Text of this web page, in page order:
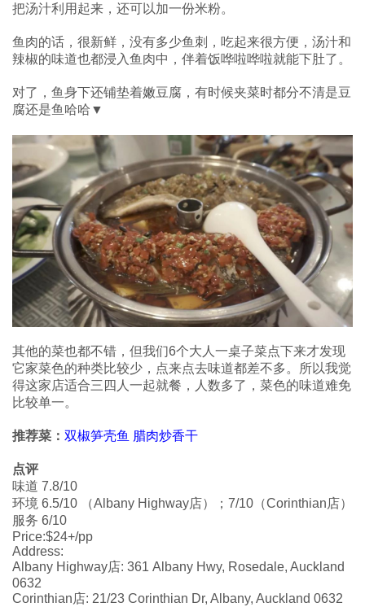
把汤汁利用起来，还可以加一份米粉。
鱼肉的话，很新鲜，没有多少鱼刺，吃起来很方便，汤汁和
辣椒的味道也都浸入鱼肉中，伴着饭哗啦哗啦就能下肚了。
对了，鱼身下还铺垫着嫩豆腐，有时候夹菜时都分不清是豆
腐还是鱼哈哈▼
其他的菜也都不错，但我们6个大人一桌子菜点下来才发现
它家菜色的种类比较少，点来点去味道都差不多。所以我觉
得这家店适合三四人一起就餐，人数多了，菜色的味道难免
比较单一。
推荐菜： 双椒笋壳鱼 腊肉炒香干
点评
味道 7.8/10
环境 6.5/10 （Albany Highway店）；7/10（Corinthian店）
服务 6/10
Price:$24+/pp
Address:
Albany Highway店: 361 Albany Hwy, Rosedale, Auckland
0632
Corinthian店: 21/23 Corinthian Dr, Albany, Auckland 0632